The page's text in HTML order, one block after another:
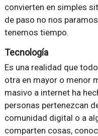
convierten en simples
de paso no nos
tenemos tiempo.
Tecnología
Es una realidad que
otra en mayor o menor
masivo a internet ha
personas pertenezcan
comunidad digital o a
comparten cosas,